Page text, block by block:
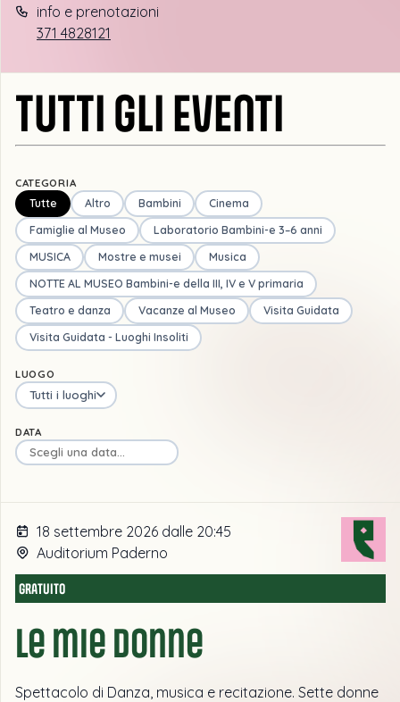
info e prenotazioni
371 4828121
TUTTI GLI EVENTI
CATEGORIA
Tutte
Altro Bambini
Cinema
Famiglie al Museo
Laboratorio Bambini-e 3–6 anni
MUSICA
Mostre e musei
Musica
NOTTE AL MUSEO Bambini-e della III, IV e V primaria
Teatro e danza
Vacanze al Museo
Visita Guidata
Visita Guidata - Luoghi Insoliti
LUOGO
Tutti i luoghi
DATA
18 settembre 2026 dalle 20:45
Auditorium Paderno
GRATUITO
Le mie Donne
Spettacolo di Danza, musica e recitazione. Sette donne